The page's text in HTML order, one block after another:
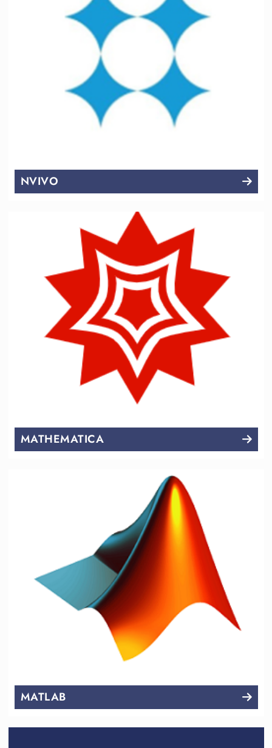
NVIVO
MATHEMATICA
MATLAB